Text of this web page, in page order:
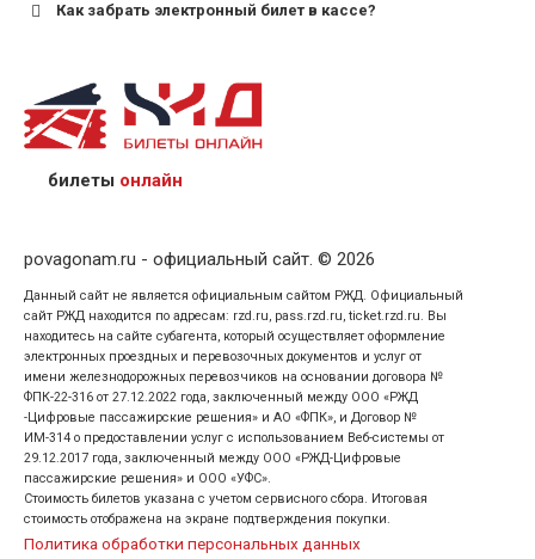
Как забрать электронный билет в кассе?
назвав кассиру 14-значный номер заказа;
предъявив удостоверение личности пассажира, на
кого оформлен билет.
билеты онлайн
povagonam.ru - официальный сайт. © 2026
Данный сайт не является официальным сайтом РЖД. Официальный
сайт РЖД находится по адресам: rzd.ru, pass.rzd.ru, ticket.rzd.ru. Вы
находитесь на сайте субагента, который осуществляет оформление
электронных проездных и перевозочных документов и услуг от
имени железнодорожных перевозчиков на основании договора №
ФПК-22-316 от 27.12.2022 года, заключенный между ООО «РЖД
-Цифровые пассажирские решения» и АО «ФПК», и Договор №
ИМ-314 о предоставлении услуг с использованием Веб-системы от
29.12.2017 года, заключенный между ООО «РЖД-Цифровые
пассажирские решения» и ООО «УФС».
Стоимость билетов указана с учетом сервисного сбора. Итоговая
стоимость отображена на экране подтверждения покупки.
Политика обработки персональных данных